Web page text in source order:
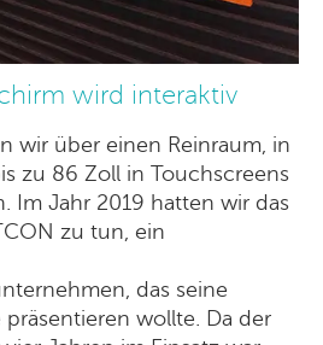
wird interaktiv
wir über einen Reinraum, in
zu 86 Zoll in Touchscreens
Im Jahr 2019 hatten wir das
zu tun, ein
das seine
wollte. Da der